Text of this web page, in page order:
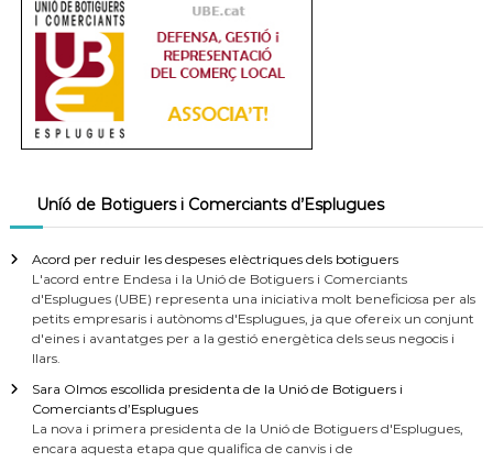
Uníó de Botiguers i Comerciants d’Esplugues
Acord per reduir les despeses elèctriques dels botiguers
L'acord entre Endesa i la Unió de Botiguers i Comerciants
d'Esplugues (UBE) representa una iniciativa molt beneficiosa per als
petits empresaris i autònoms d'Esplugues, ja que ofereix un conjunt
d'eines i avantatges per a la gestió energètica dels seus negocis i
llars.
Sara Olmos escollida presidenta de la Unió de Botiguers i
Comerciants d’Esplugues
La nova i primera presidenta de la Unió de Botiguers d'Esplugues,
encara aquesta etapa que qualifica de canvis i de